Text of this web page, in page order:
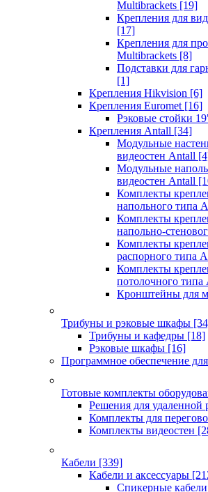
Multibrackets [19]
Крепления для
[17]
Крепления для
Multibrackets [8]
Подставки для
[1]
Крепления Hikvision [6]
Крепления Euromet [16]
Рэковые стойки
Крепления Antall [34]
Модульные
видеостен Antall
Модульные
видеостен Antall
Комплекты
напольного типа
Комплекты
напольно-
Комплекты
распорного типа
Комплекты
потолочного типа
Кронштейны для
Трибуны и рэковые шкафы
Трибуны и кафедры [18]
Рэковые шкафы [16]
Программное обеспечение
Готовые комплекты
Решения для удаленной
Комплекты для
Комплекты видеостен
Кабели [339]
Кабели и аксессуары
Спикерные кабели